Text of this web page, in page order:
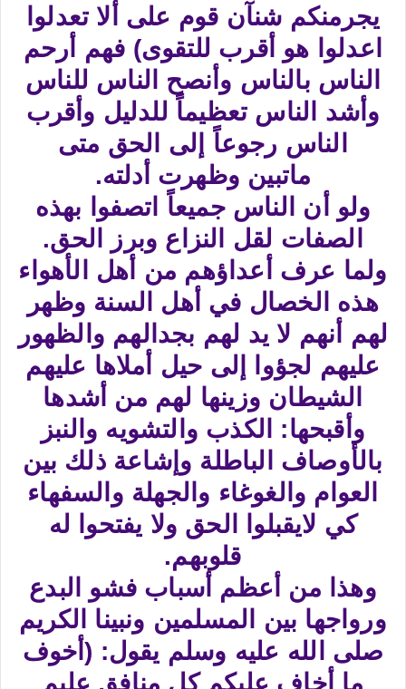
يجرمنكم شنآن قوم على ألا تعدلوا
اعدلوا هو أقرب للتقوى) فهم أرحم
الناس بالناس وأنصح الناس للناس
وأشد الناس تعظيماً للدليل وأقرب
الناس رجوعاً إلى الحق متى
ماتبين وظهرت أدلته.
ولو أن الناس جميعاً اتصفوا بهذه
الصفات لقل النزاع وبرز الحق.
ولما عرف أعداؤهم من أهل الأهواء
هذه الخصال في أهل السنة وظهر
لهم أنهم لا يد لهم بجدالهم والظهور
عليهم لجؤوا إلى حيل أملاها عليهم
الشيطان وزينها لهم من أشدها
وأقبحها: الكذب والتشويه والنبز
بالأوصاف الباطلة وإشاعة ذلك بين
العوام والغوغاء والجهلة والسفهاء
كي لايقبلوا الحق ولا يفتحوا له
قلوبهم.
وهذا من أعظم أسباب فشو البدع
ورواجها بين المسلمين ونبينا الكريم
صلى الله عليه وسلم يقول: (أخوف
ما أخاف عليكم كل منافق عليم